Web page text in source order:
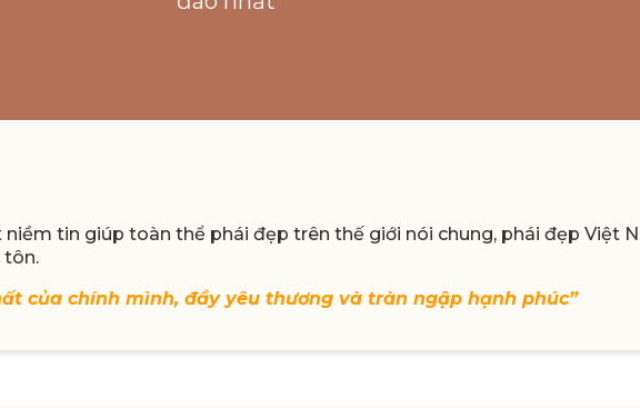
tin giúp toàn thể phái đẹp trên thế giới nói chung, phái đẹp Việt
tôn.
của chính mình, đầy yêu thương và tràn ngập hạnh phúc”